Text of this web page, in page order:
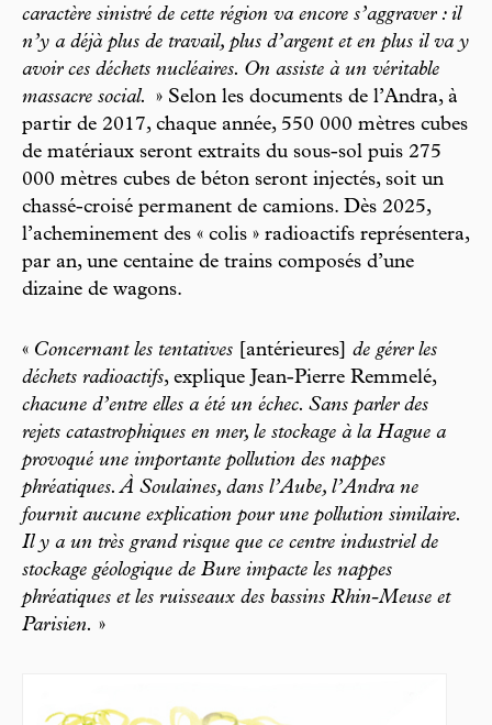
caractère sinistré de cette région va encore s’aggraver : il
n’y a déjà plus de travail, plus d’argent et en plus il va y
avoir ces déchets nucléaires. On assiste à un véritable
massacre social.
» Selon les documents de l’Andra, à
partir de 2017, chaque année, 550 000 mètres cubes
de matériaux seront extraits du sous-sol puis 275
000 mètres cubes de béton seront injectés, soit un
chassé-croisé permanent de camions. Dès 2025,
l’acheminement des « colis » radioactifs représentera,
par an, une centaine de trains composés d’une
dizaine de wagons.
« Concernant les tentatives [antérieures] de gérer les
déchets radioactifs, explique Jean-Pierre Remmelé,
chacune d’entre elles a été un échec. Sans parler des
rejets catastrophiques en mer, le stockage à la Hague a
provoqué une importante pollution des nappes
phréatiques. À Soulaines, dans l’Aube, l’Andra ne
fournit aucune explication pour une pollution similaire.
Il y a un très grand risque que ce centre industriel de
stockage géologique de Bure impacte les nappes
phréatiques et les ruisseaux des bassins Rhin-Meuse et
Parisien. »